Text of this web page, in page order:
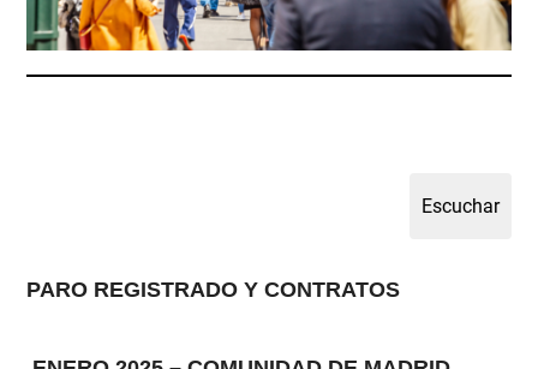
PARO REGISTRADO Y CONTRATOS